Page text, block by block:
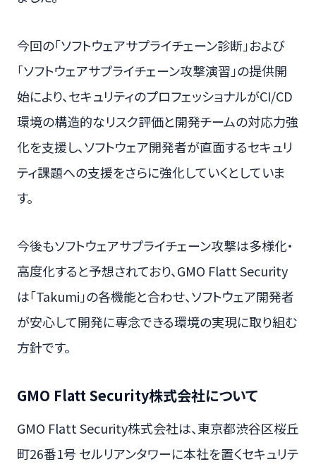
今回の「ソフトウェアサプライチェーン診断」および
「ソフトウェアサプライチェーン攻撃演習」の提供開
始により、セキュリティのプロフェッショナルがCI/CD
環境の構造的なリスク評価と開発チームの対応力強
化を支援し、ソフトウェア開発者が直面するセキュリ
ティ課題への支援をさらに強化していくとしていま
す。
今後もソフトウェアサプライチェーン攻撃は多様化・
高度化すると予想されており、GMO Flatt Security
は「Takumi」の各機能と合わせ、ソフトウェア開発者
が安心して開発に専念できる環境の実現に取り組む
方針です。
GMO Flatt Security株式会社について
GMO Flatt Security株式会社は、東京都渋谷区桜丘
町26番1号 セルリアンタワーに本社を置くセキュリテ